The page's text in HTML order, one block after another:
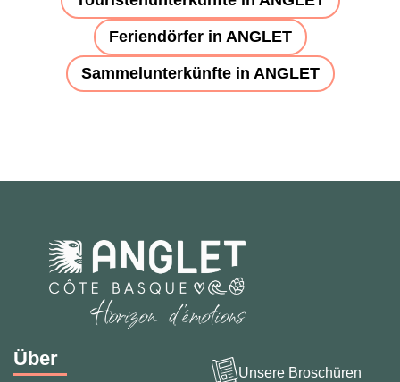
Feriendörfer in ANGLET
Sammelunterkünfte in ANGLET
Über
Unsere Broschüren